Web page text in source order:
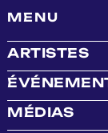
MENU
ARTISTES
MÉDIAS